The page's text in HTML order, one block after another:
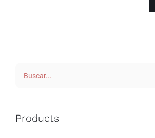
Products